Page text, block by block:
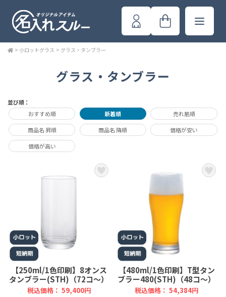
> 小ロットグラス > グラス・タンブラー
グラス・タンブラー
並び順：
おすすめ順
新着順 売れ筋順
商品名 昇順 商品名 降順 価格が安い
価格が高い
【250ml/1色印刷】8オンス
タンブラー(STH)（72コ～）
税込価格： 59,400円
【480ml/1色印刷】T型タン
ブラー480(STH)（48コ～）
税込価格： 54,384円